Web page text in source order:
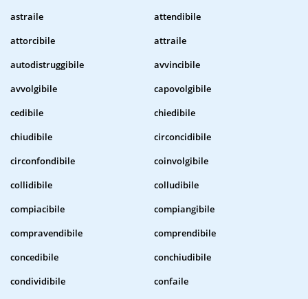
astraile
attendibile
attorcibile
attraile
autodistruggibile
avvincibile
avvolgibile
capovolgibile
cedibile
chiedibile
chiudibile
circoncidibile
circonfondibile
coinvolgibile
collidibile
colludibile
compiacibile
compiangibile
compravendibile
comprendibile
concedibile
conchiudibile
condividibile
confaile